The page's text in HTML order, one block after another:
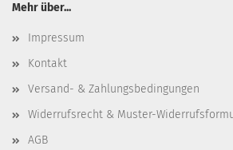
Mehr über...
Impressum
Kontakt
Versand- & Zahlungsbedingungen
Widerrufsrecht & Muster-
AGB